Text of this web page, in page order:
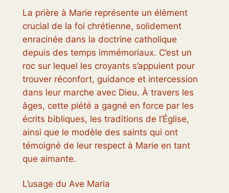
La prière à Marie représente un élément
crucial de la foi chrétienne, solidement
enracinée dans la doctrine catholique
depuis des temps immémoriaux. C’est un
roc sur lequel les croyants s’appuient pour
trouver réconfort, guidance et intercession
dans leur marche avec Dieu. À travers les
âges, cette piété a gagné en force par les
écrits bibliques, les traditions de l’Église,
ainsi que le modèle des saints qui ont
témoigné de leur respect à Marie en tant
que aimante.
L’usage du Ave Maria